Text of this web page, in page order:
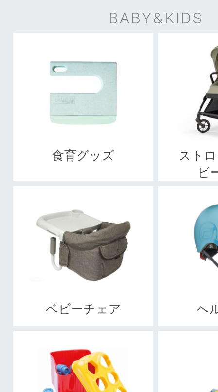
BABY&KIDS
食育グッズ
スト
ビ
ベビーチェア ヘ